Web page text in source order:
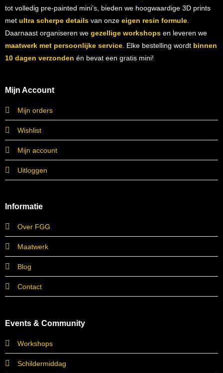
tot volledig pre-painted mini’s, bieden we hoogwaardige 3D prints
met ultra scherpe detailsvan onze eigen resin formule.
Daarnaast organiseren we gezellige workshopsen leveren we
maatwerk met persoonlijke service. Elke bestelling wordt binnen
10 dagen verzonden én bevat een gratis mini!
Mijn Account
Mijn orders
Wishlist
Mijn account
Uitloggen
Informatie
Over FGG
Maatwerk
Blog
Contact
Events & Community
Workshops
Schildermiddag